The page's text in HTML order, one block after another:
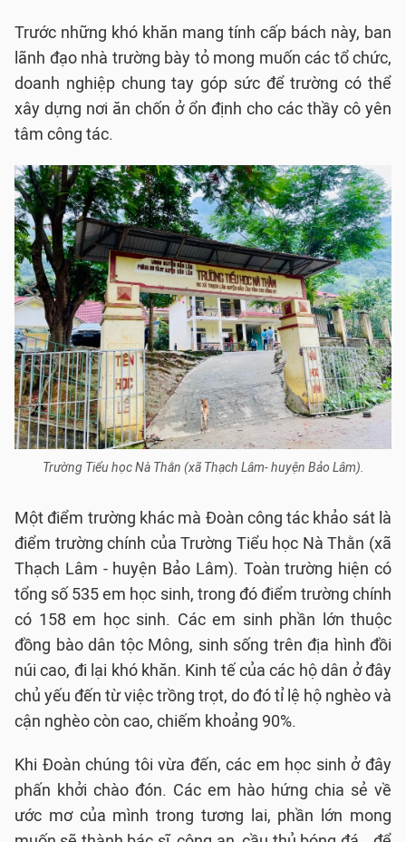
Trước những khó khăn mang tính cấp bách này, ban
lãnh đạo nhà trường bày tỏ mong muốn các tổ chức,
doanh nghiệp chung tay góp sức để trường có thể
xây dựng nơi ăn chốn ở ổn định cho các thầy cô yên
tâm công tác.
Trường Tiểu học Nà Thằn (xã Thạch Lâm- huyện Bảo Lâm).
Một điểm trường khác mà Đoàn công tác khảo sát là
điểm trường chính của Trường Tiểu học Nà Thằn (xã
Thạch Lâm - huyện Bảo Lâm). Toàn trường hiện có
tổng số 535 em học sinh, trong đó điểm trường chính
có 158 em học sinh. Các em sinh phần lớn thuộc
đồng bào dân tộc Mông, sinh sống trên địa hình đồi
núi cao, đi lại khó khăn. Kinh tế của các hộ dân ở đây
chủ yếu đến từ việc trồng trọt, do đó tỉ lệ hộ nghèo và
cận nghèo còn cao, chiếm khoảng 90%.
Khi Đoàn chúng tôi vừa đến, các em học sinh ở đây
phấn khởi chào đón. Các em hào hứng chia sẻ về
ước mơ của mình trong tương lai, phần lớn mong